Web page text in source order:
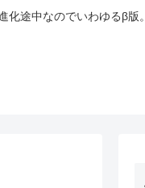
途中なのでいわゆるβ版。